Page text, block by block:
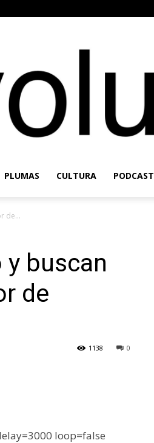
Evolución
PLUMAS CULTURA PODCAST
de...
y buscan
de
0
1138
loop=false